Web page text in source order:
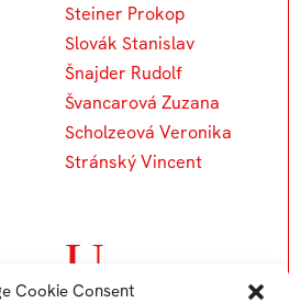
Cookie Consent
Steiner Prokop
Slovák Stanislav
Šnajder Rudolf
Švancarová Zuzana
Scholzeová Veronika
Stránský Vincent
U